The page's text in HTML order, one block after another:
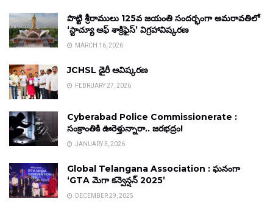
పొట్టి శ్రీరాములు 125వ జయంతి సందర్భంగా అమరావతిలో
‘స్టాచ్యూ ఆఫ్ శాక్రిఫైస్’ విగ్రహావిష్కరణ
MARCH 16, 2026
JCHSL డైరీ ఆవిష్కరణ
FEBRUARY 27, 2026
Cyberabad Police Commissionerate :
సంక్రాంతికి ఊరెళ్తున్నారా.. జరభద్రం!
JANUARY 3, 2026
Global Telangana Association : ఘనంగా
‘GTA మెగా కన్వెన్షన్ 2025’
DECEMBER 29, 2025